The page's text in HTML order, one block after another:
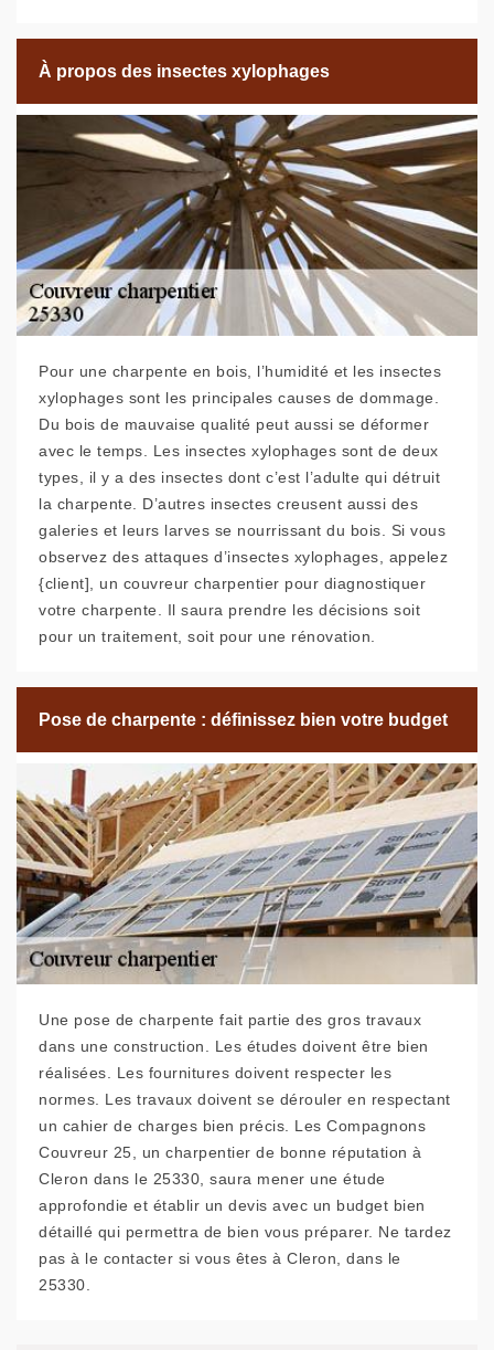
À propos des insectes xylophages
Pour une charpente en bois, l’humidité et les insectes
xylophages sont les principales causes de dommage.
Du bois de mauvaise qualité peut aussi se déformer
avec le temps. Les insectes xylophages sont de deux
types, il y a des insectes dont c’est l’adulte qui détruit
la charpente. D’autres insectes creusent aussi des
galeries et leurs larves se nourrissant du bois. Si vous
observez des attaques d’insectes xylophages, appelez
{client], un couvreur charpentier pour diagnostiquer
votre charpente. Il saura prendre les décisions soit
pour un traitement, soit pour une rénovation.
Pose de charpente : définissez bien votre budget
Une pose de charpente fait partie des gros travaux
dans une construction. Les études doivent être bien
réalisées. Les fournitures doivent respecter les
normes. Les travaux doivent se dérouler en respectant
un cahier de charges bien précis. Les Compagnons
Couvreur 25, un charpentier de bonne réputation à
Cleron dans le 25330, saura mener une étude
approfondie et établir un devis avec un budget bien
détaillé qui permettra de bien vous préparer. Ne tardez
pas à le contacter si vous êtes à Cleron, dans le
25330.